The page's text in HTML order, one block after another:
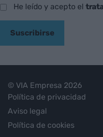
He leído y acepto el
Suscribirse
© VIA Empresa 2026
Política de privacidad
Aviso legal
Política de cookies